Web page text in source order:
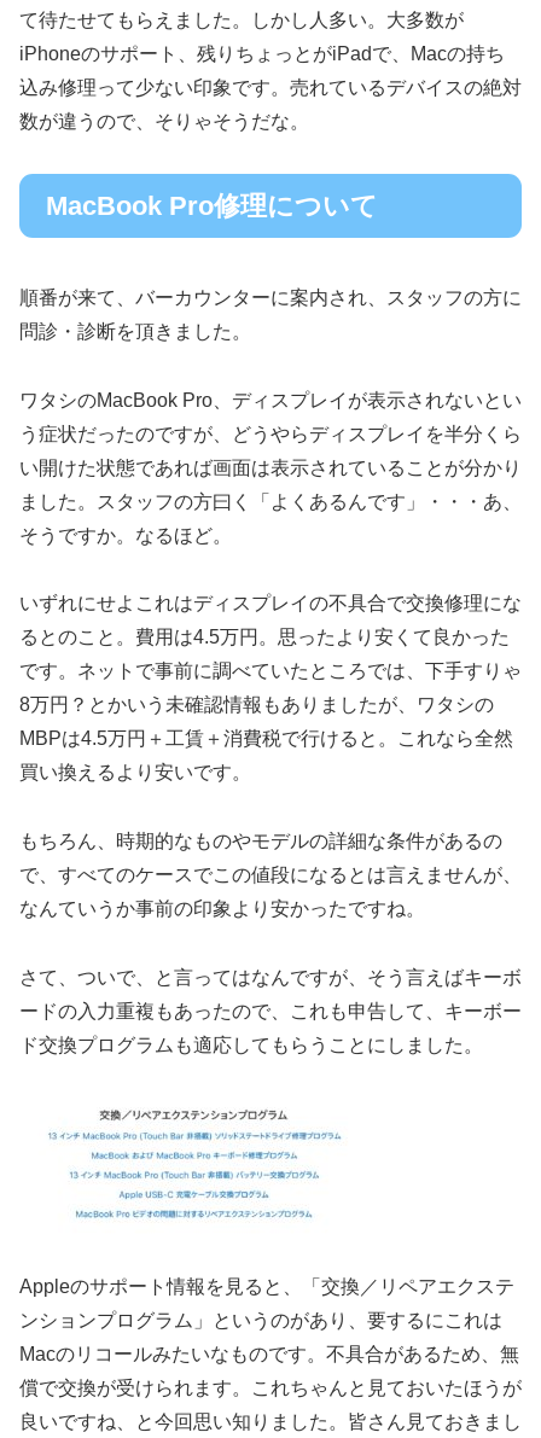
て待たせてもらえました。しかし人多い。大多数が
iPhoneのサポート、残りちょっとがiPadで、Macの持ち
込み修理って少ない印象です。売れているデバイスの絶対
数が違うので、そりゃそうだな。
MacBook Pro修理について
順番が来て、バーカウンターに案内され、スタッフの方に
問診・診断を頂きました。
ワタシのMacBook Pro、ディスプレイが表示されないとい
う症状だったのですが、どうやらディスプレイを半分くら
い開けた状態であれば画面は表示されていることが分かり
ました。スタッフの方曰く「よくあるんです」・・・あ、
そうですか。なるほど。
いずれにせよこれはディスプレイの不具合で交換修理にな
るとのこと。費用は4.5万円。思ったより安くて良かった
です。ネットで事前に調べていたところでは、下手すりゃ
8万円？とかいう未確認情報もありましたが、ワタシの
MBPは4.5万円＋工賃＋消費税で行けると。これなら全然
買い換えるより安いです。
もちろん、時期的なものやモデルの詳細な条件があるの
で、すべてのケースでこの値段になるとは言えませんが、
なんていうか事前の印象より安かったですね。
さて、ついで、と言ってはなんですが、そう言えばキーボ
ードの入力重複もあったので、これも申告して、キーボー
ド交換プログラムも適応してもらうことにしました。
Appleのサポート情報を見ると、「交換／リペアエクステ
ンションプログラム」というのがあり、要するにこれは
Macのリコールみたいなものです。不具合があるため、無
償で交換が受けられます。これちゃんと見ておいたほうが
良いですね、と今回思い知りました。皆さん見ておきまし